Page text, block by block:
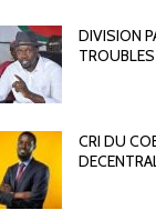
DIVISION
TROUBLES
CRI DU